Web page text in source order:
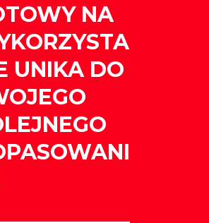
NA
UNIKA DO